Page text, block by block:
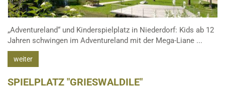
„Adventureland“ und Kinderspielplatz in Niederdorf: Kids ab 12
Jahren schwingen im Adventureland mit der Mega-Liane ...
weiter
SPIELPLATZ "GRIESWALDILE"